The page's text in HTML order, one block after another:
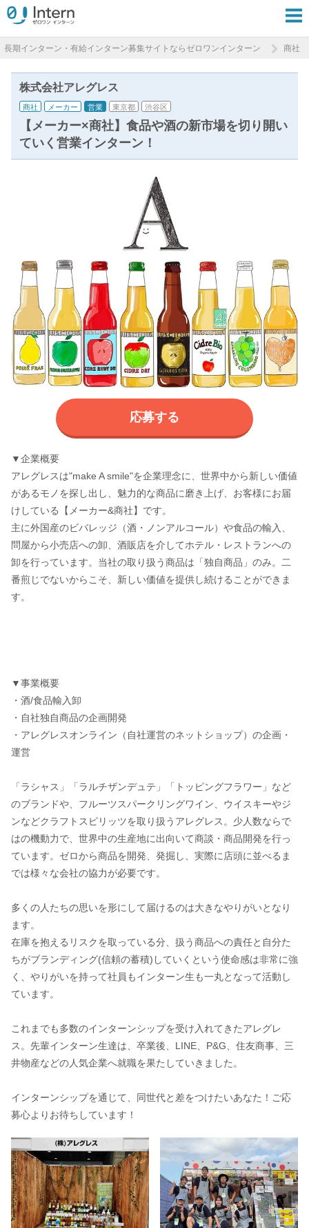
長期インターン・有給インターン募集サイトならゼロワンインターン 商社
株式会社アレグレス
商社 メーカー 営業 東京都 渋谷区
【メーカー×商社】食品や酒の新市場を切り開い
ていく営業インターン！
応募する
▼企業概要
アレグレスは"make A smile"を企業理念に、世界中から新しい価値
があるモノを探し出し、魅力的な商品に磨き上げ、お客様にお届
けしている【メーカー&商社】です。
主に外国産のビバレッジ（酒・ノンアルコール）や食品の輸入、
問屋から小売店への卸、酒販店を介してホテル・レストランへの
卸を行っています。当社の取り扱う商品は「独自商品」のみ。二
番煎じでないからこそ、新しい価値を提供し続けることができま
す。
▼事業概要
・酒/食品輸入卸
・自社独自商品の企画開発
・アレグレスオンライン（自社運営のネットショップ）の企画・
運営
「ラシャス」「ラルチザンデュテ」「トッピングフラワー」など
のブランドや、フルーツスパークリングワイン、ウイスキーやジ
ンなどクラフトスピリッツを取り扱うアレグレス。少人数ならで
はの機動力で、世界中の生産地に出向いて商談・商品開発を行っ
ています。ゼロから商品を開発、発掘し、実際に店頭に並べるま
では様々な会社の協力が必要です。
多くの人たちの思いを形にして届けるのは大きなやりがいとなり
ます。
在庫を抱えるリスクを取っている分、扱う商品への責任と自分た
ちがブランディング(信頼の蓄積)していくという使命感は非常に強
く、やりがいを持って社員もインターン生も一丸となって活動し
ています。
これまでも多数のインターンシップを受け入れてきたアレグレ
ス。先輩インターン生達は、卒業後、LINE、P&G、住友商事、三
井物産などの人気企業へ就職を果たしていきました。
インターンシップを通じて、同世代と差をつけたいあなた！ご応
募心よりお待ちしています！